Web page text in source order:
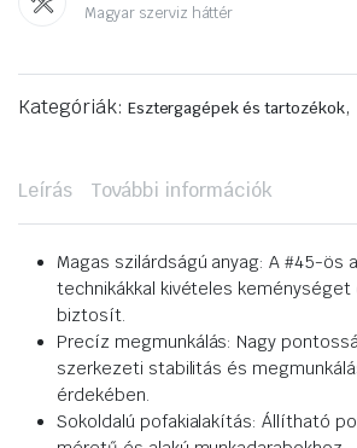
Magyar szerviz háttér
Kategóriák: Esztergagépek és tartozékok,
Leírás További információk
Magas szilárdságú anyag: A #45-ös
technikákkal kivételes
biztosít.
Precíz megmunkálás: Nagy
szerkezeti stabilitás és
érdekében.
Sokoldalú pofakialakítás: Állítható